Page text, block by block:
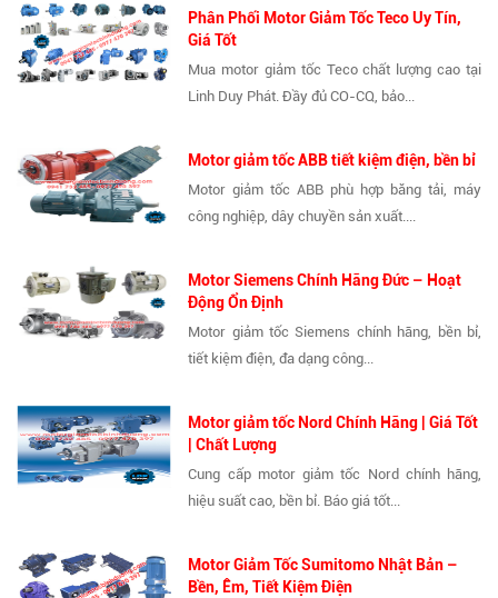
Phân Phối Motor Giảm Tốc Teco Uy Tín,
Giá Tốt
Mua motor giảm tốc Teco chất lượng cao tại
Linh Duy Phát. Đầy đủ CO-CQ, bảo...
Motor giảm tốc ABB tiết kiệm điện, bền bỉ
Motor giảm tốc ABB phù hợp băng tải, máy
công nghiệp, dây chuyền sản xuất....
Motor Siemens Chính Hãng Đức – Hoạt
Động Ổn Định
Motor giảm tốc Siemens chính hãng, bền bỉ,
tiết kiệm điện, đa dạng công...
Motor giảm tốc Nord Chính Hãng | Giá Tốt
| Chất Lượng
Cung cấp motor giảm tốc Nord chính hãng,
hiệu suất cao, bền bỉ. Báo giá tốt...
Motor Giảm Tốc Sumitomo Nhật Bản –
Bền, Êm, Tiết Kiệm Điện